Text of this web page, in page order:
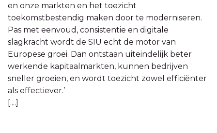
en onze markten en het toezicht
toekomstbestendig maken door te moderniseren.
Pas met eenvoud, consistentie en digitale
slagkracht wordt de SIU echt de motor van
Europese groei. Dan ontstaan uiteindelijk beter
werkende kapitaalmarkten, kunnen bedrijven
sneller groeien, en wordt toezicht zowel efficiënter
als effectiever.’
[....]